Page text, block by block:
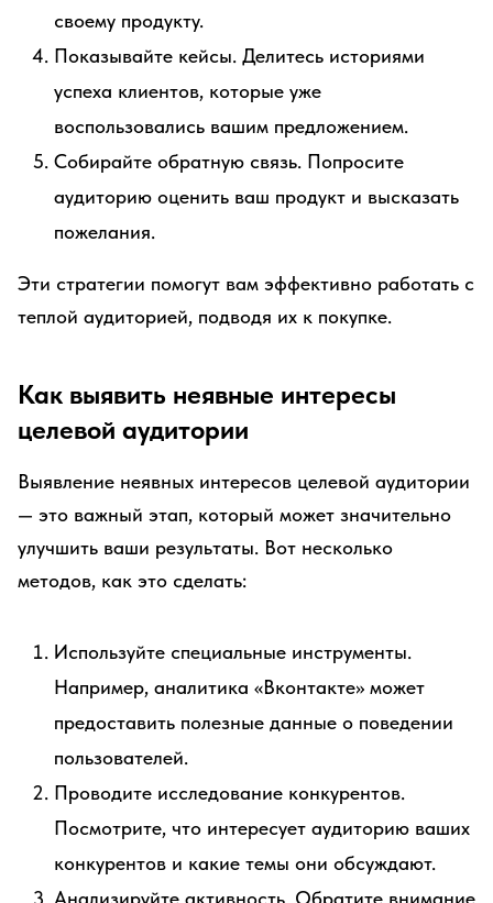
своему продукту.
Показывайте кейсы. Делитесь историями
успеха клиентов, которые уже
воспользовались вашим предложением.
Собирайте обратную связь. Попросите
аудиторию оценить ваш продукт и высказать
пожелания.
Эти стратегии помогут вам эффективно работать с
теплой аудиторией, подводя их к покупке.
Как выявить неявные интересы
целевой аудитории
Выявление неявных интересов целевой аудитории
— это важный этап, который может значительно
улучшить ваши результаты. Вот несколько
методов, как это сделать:
Используйте специальные инструменты.
Например, аналитика «Вконтакте» может
предоставить полезные данные о поведении
пользователей.
Проводите исследование конкурентов.
Посмотрите, что интересует аудиторию ваших
конкурентов и какие темы они обсуждают.
Анализируйте активность. Обратите внимание